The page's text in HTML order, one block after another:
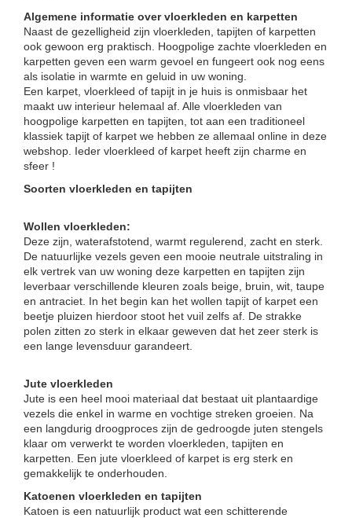
Algemene informatie over vloerkleden en karpetten
Naast de gezelligheid zijn vloerkleden, tapijten of karpetten
ook gewoon erg praktisch. Hoogpolige zachte vloerkleden en
karpetten geven een warm gevoel en fungeert ook nog eens
als isolatie in warmte en geluid in uw woning.
Een karpet, vloerkleed of tapijt in je huis is onmisbaar het
maakt uw interieur helemaal af. Alle vloerkleden van
hoogpolige karpetten en tapijten, tot aan een traditioneel
klassiek tapijt of karpet we hebben ze allemaal online in deze
webshop. Ieder vloerkleed of karpet heeft zijn charme en
sfeer !
Soorten vloerkleden en tapijten
Wollen vloerkleden:
Deze zijn, waterafstotend, warmt regulerend, zacht en sterk.
De natuurlijke vezels geven een mooie neutrale uitstraling in
elk vertrek van uw woning deze karpetten en tapijten zijn
leverbaar verschillende kleuren zoals beige, bruin, wit, taupe
en antraciet. In het begin kan het wollen tapijt of karpet een
beetje pluizen hierdoor stoot het vuil zelfs af. De strakke
polen zitten zo sterk in elkaar geweven dat het zeer sterk is
een lange levensduur garandeert.
Jute vloerkleden
Jute is een heel mooi materiaal dat bestaat uit plantaardige
vezels die enkel in warme en vochtige streken groeien. Na
een langdurig droogproces zijn de gedroogde juten stengels
klaar om verwerkt te worden vloerkleden, tapijten en
karpetten. Een jute vloerkleed of karpet is erg sterk en
gemakkelijk te onderhouden.
Katoenen vloerkleden en tapijten
Katoen is een natuurlijk product wat een schitterende